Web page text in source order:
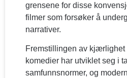
grensene for disse
filmer som forsøker å
narrativer.
Fremstillingen av kjærlighet
komedier har utviklet seg i
samfunnsnormer, og